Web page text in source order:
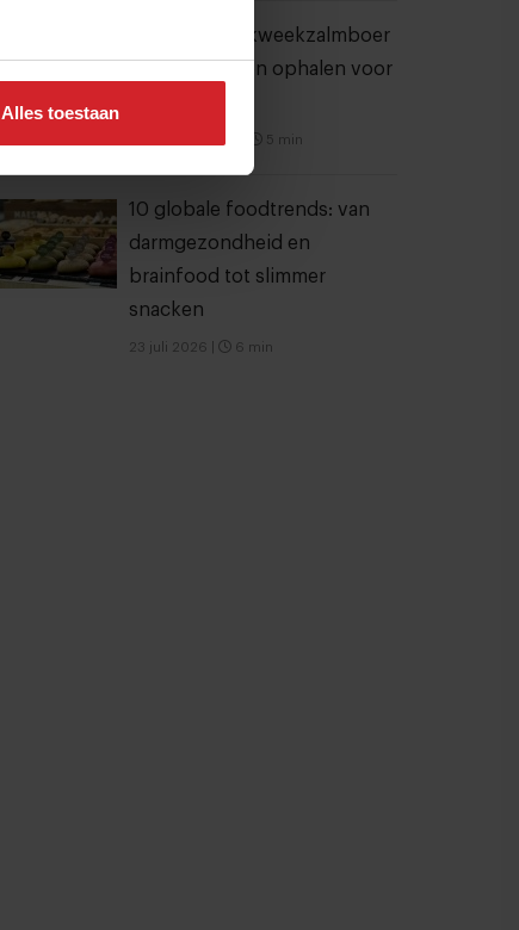
Alles toestaan
Nederlandse kweekzalmboer
wil €1,5 miljoen ophalen voor
5 min
10 globale foodtrends: van
darmgezondheid en
brainfood tot slimmer
snacken
23 juli 2026 6 min